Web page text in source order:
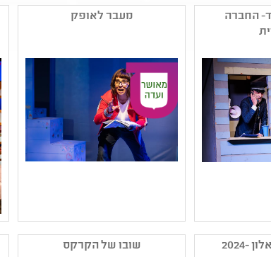
ישראלית
ותרבויות
קטגוריה: תיאטרון נוער
,הצגת יחיד ,מחזאות
נושאים: יחסים ,סבלנות
וסובלנות ,שילוב וצרכים
מיוחדים ,חוויות אישיות
החברה
ישראלית
מעבר לאופק
פורת לילדים ולנוער
קטגוריה: תיאטרון ילדים
-2024 שובו של הקרקס